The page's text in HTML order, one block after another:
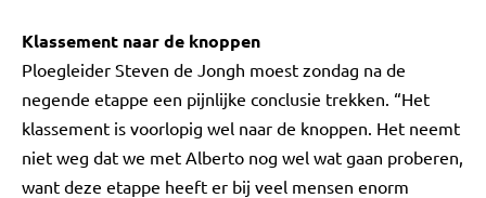
Klassement naar de knoppen
Ploegleider Steven de Jongh moest zondag na de
negende etappe een pijnlijke conclusie trekken. “Het
klassement is voorlopig wel naar de knoppen. Het neemt
niet weg dat we met Alberto nog wel wat gaan proberen,
want deze etappe heeft er bij veel mensen enorm